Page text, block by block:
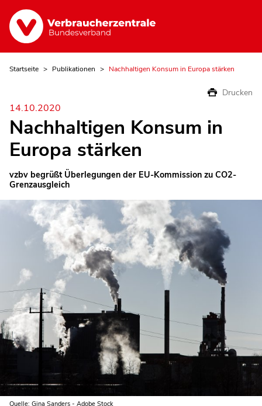
Startseite Publikationen Nachhaltigen Konsum in Europa stärken
Drucken
14.10.2020
Nachhaltigen Konsum in
Europa stärken
vzbv begrüßt Überlegungen der EU-Kommission zu CO2-
Grenzausgleich
Quelle: Gina Sanders - Adobe Stock